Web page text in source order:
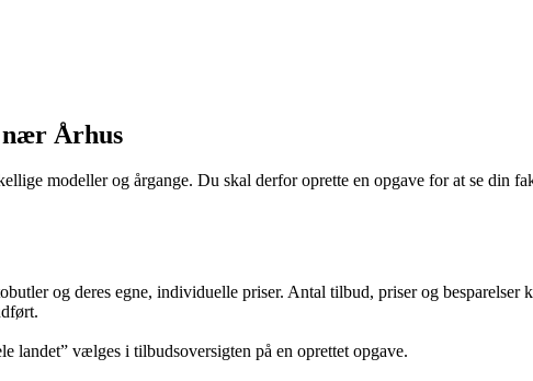
nær Århus
modeller og årgange. Du skal derfor oprette en opgave for at se din
og deres egne, individuelle priser. Antal tilbud, priser og
landet” vælges i tilbudsoversigten på en oprettet opgave.